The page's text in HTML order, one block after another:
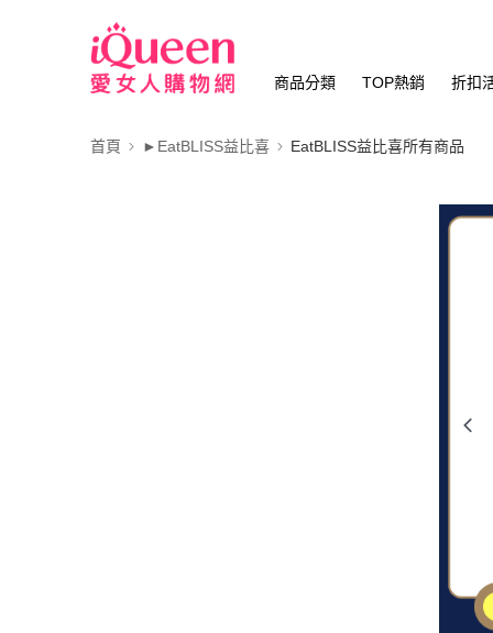
商品分類 TOP熱銷 折扣
首頁 ►EatBLISS益比喜 EatBLISS益比喜所有商品